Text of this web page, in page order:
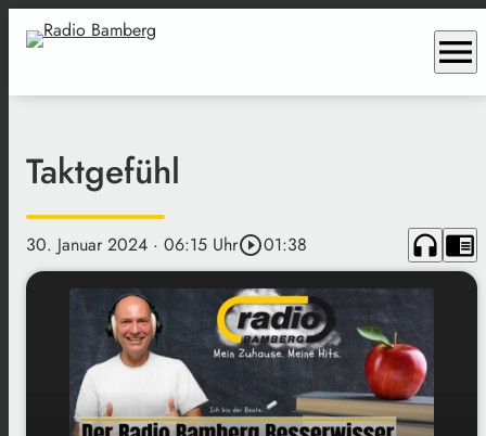
menu
Taktgefühl
30. Januar 2024 · 06:15 Uhrplay_circle_outline01:38 headphones chrome_reader_mode